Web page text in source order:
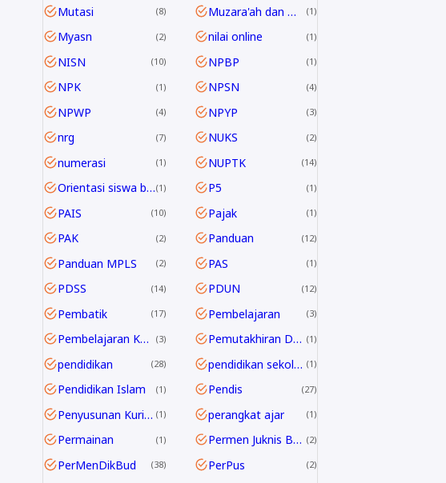
Mutasi 8 Muzara'ah dan Mukhabarah 1
Myasn 2 nilai online 1
NISN 10 NPBP 1
NPK 1 NPSN 4
NPWP 4 NPYP 3
nrg 7 NUKS 2
numerasi 1 NUPTK 14
Orientasi siswa baru 1 P5 1
PAIS 10 Pajak 1
PAK 2 Panduan 12
Panduan MPLS 2 PAS 1
PDSS 14 PDUN 12
Pembatik 17 Pembelajaran 3
Pembelajaran Kontekstual 3 Pemutakhiran Data EMIS 1
pendidikan 28 pendidikan sekolah 1
Pendidikan Islam 1 Pendis 27
Penyusunan Kurikulum 1 perangkat ajar 1
Permainan 1 Permen Juknis BOSP 2
PerMenDikBud 38 PerPus 2